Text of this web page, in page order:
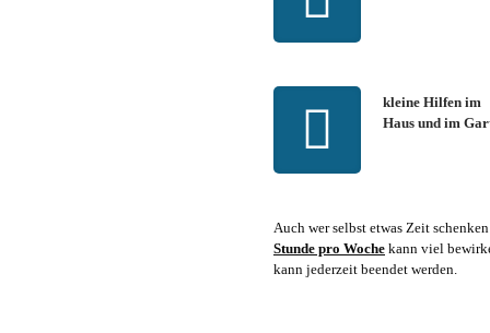
kleine Hilfen im
Haus und im
Auch wer selbst etwas Zeit
Stunde pro Woche kann viel
kann jederzeit beendet werden.